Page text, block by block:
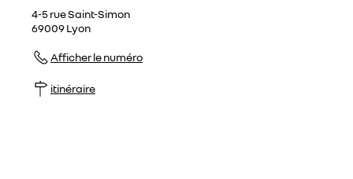
4-5 rue Saint-Simon
69009Lyon
Afficher le numéro
itinéraire